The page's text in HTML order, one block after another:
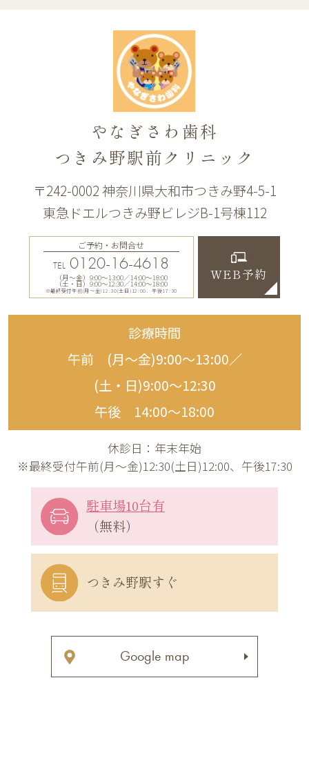
やなぎさわ歯科
つきみ野駅前クリニック
〒242-0002 神奈川県大和市つきみ野4-5-1
東急ドエルつきみ野ビレジB-1号棟112
ご予約・お問合せ
TEL 0120-16-4618
（月〜金）9:00〜13:00／14:00〜18:00
（土・日）9:00〜12:30／14:00〜18:00
※最終受付午前(月～金)12:30(土日)12:00、午後17:30
WEB予約
診療時間
午前 (月〜金)9:00〜13:00／
(土・日)9:00〜12:30
午後 14:00〜18:00
休診日：年末年始
※最終受付午前(月～金)12:30(土日)12:00、午後17:30
駐車場10台有
（無料）
つきみ野駅すぐ
Google map